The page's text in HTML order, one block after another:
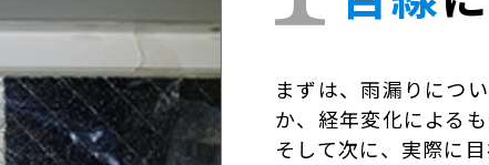
まずは、雨漏りにつ
か、経年変化による
そして次に、実際に